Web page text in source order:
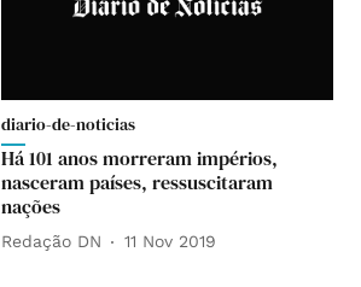
diario-de-noticias
Há 101 anos morreram impérios,
nasceram países, ressuscitaram
nações
Redação DN 11 Nov 2019